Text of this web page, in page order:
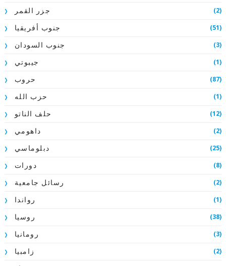
جزر القمر (2)
جنوب أفريقيا (51)
جنوب السودان (3)
جيبوتي (1)
حروب (87)
حزب الله (1)
حلف الناتو (12)
داهومي (2)
دبلوماسي (25)
دورات (8)
رسائل جامعية (2)
رواندا (1)
روسيا (38)
رومانيا (3)
زامبيا (2)